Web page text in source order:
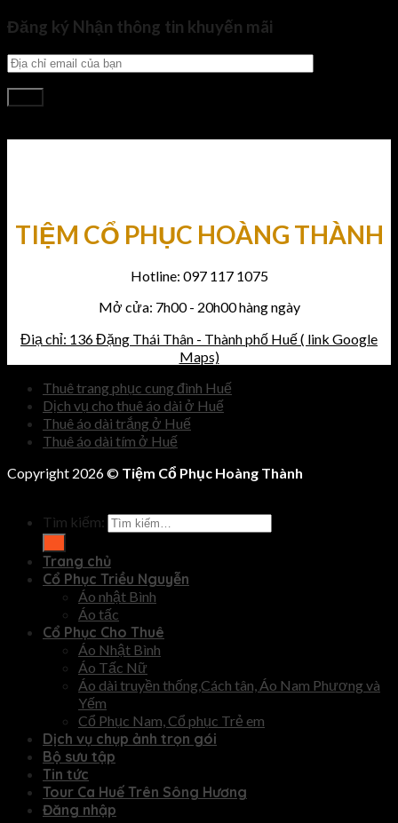
Đăng ký Nhận thông tin khuyến mãi
TIỆM CỔ PHỤC HOÀNG THÀNH
Hotline: 097 117 1075
Mở cửa: 7h00 - 20h00 hàng ngày
Điạ chỉ: 136 Đặng Thái Thân - Thành phố Huế ( link Google
Maps)
Thuê trang phục cung đình Huế
Dịch vụ cho thuê áo dài ở Huế
Thuê áo dài trắng ở Huế
Thuê áo dài tím ở Huế
Copyright 2026 © Tiệm Cổ Phục Hoàng Thành
Tìm kiếm:
Trang chủ
Cổ Phục Triều Nguyễn
Áo nhật Bình
Áo tấc
Cổ Phục Cho Thuê
Áo Nhật Bình
Áo Tấc Nữ
Áo dài truyền thống,Cách tân, Áo Nam Phương và
Yếm
Cổ Phục Nam, Cổ phục Trẻ em
Dịch vụ chụp ảnh trọn gói
Bộ sưu tập
Tin tức
Tour Ca Huế Trên Sông Hương
Đăng nhập